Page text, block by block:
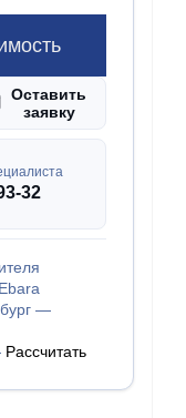
Оставить
заявку
32
—
Рассчитать